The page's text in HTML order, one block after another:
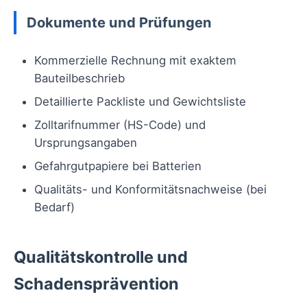
Dokumente und Prüfungen
Kommerzielle Rechnung mit exaktem
Bauteilbeschrieb
Detaillierte Packliste und Gewichtsliste
Zolltarifnummer (HS-Code) und
Ursprungsangaben
Gefahrgutpapiere bei Batterien
Qualitäts- und Konformitätsnachweise (bei
Bedarf)
Qualitätskontrolle und
Schadensprävention